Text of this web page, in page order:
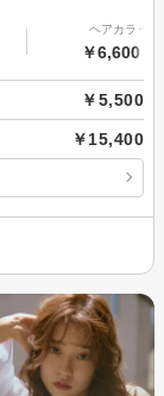
ヘアカラー
￥6,600～
￥5,500
￥15,400